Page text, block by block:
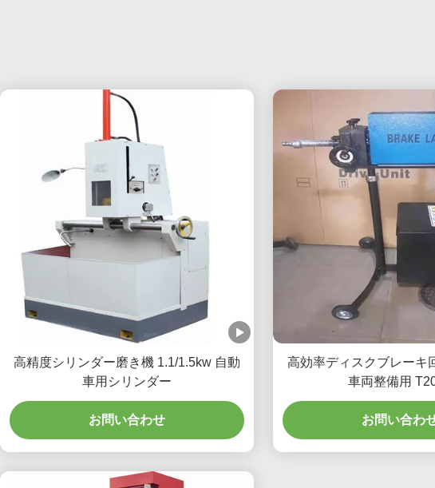
高精度シリンダー磨き機 1.1/1.5kw 自動
車用シリンダー
お問い合わせ
高効率ディスクブレーキ
車両整備用
お問い合わ